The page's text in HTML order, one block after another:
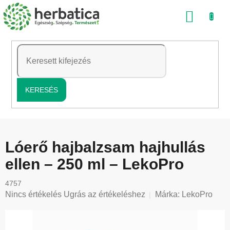
Ugrás
a
tartalomhoz
KERESÉS
Lóerő hajbalzsam hajhullás
ellen – 250 ml – LekoPro
4757
A
Nincs értékelés Ugrás az értékeléshez Márka: LekoPro